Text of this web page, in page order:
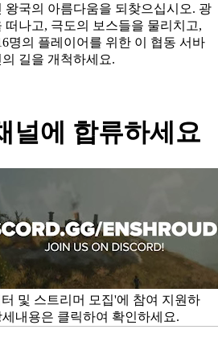
왕국의 아름다움을 되찾으십시오. 광
떠나고, 극도의 보스들을 물리치고,
명의 플레이어를 위한 이 협동 서바
길을 개척하세요.
널에 합류하세요
및 스트리머 모집'에 참여 지원하
내용은 클릭하여 확인하세요.